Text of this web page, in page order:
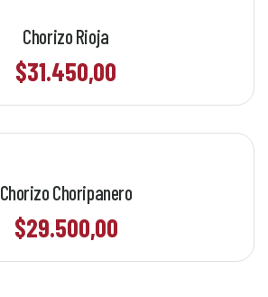
Chorizo Rioja
$31.450,00
Chorizo Choripanero
$29.500,00